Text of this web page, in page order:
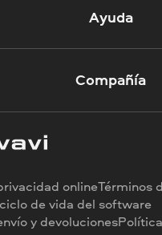
para MacAyuda
de aprendizaje
de la versión de
Compañía
elegirnos
trabajo
onlineTérminos
de vida del software
y devoluciones